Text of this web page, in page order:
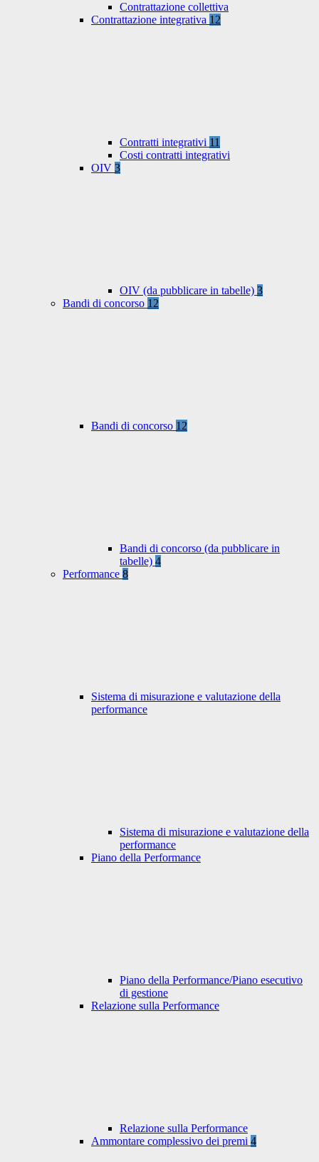
Contrattazione collettiva
Contrattazione integrativa 12
Contratti integrativi 11
Costi contratti integrativi
OIV 3
OIV (da pubblicare in tabelle) 3
Bandi di concorso 12
Bandi di concorso 12
Bandi di concorso (da pubblicare in
tabelle) 4
Performance 8
Sistema di misurazione e valutazione della
performance
Sistema di misurazione e valutazione della
performance
Piano della Performance
Piano della Performance/Piano esecutivo
di gestione
Relazione sulla Performance
Relazione sulla Performance
Ammontare complessivo dei premi 4